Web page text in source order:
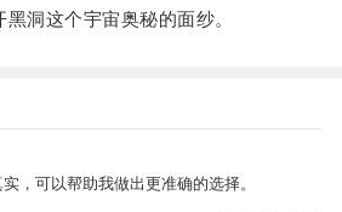
洞这个宇宙奥秘的面纱。
，可以帮助我做出更准确的选择。